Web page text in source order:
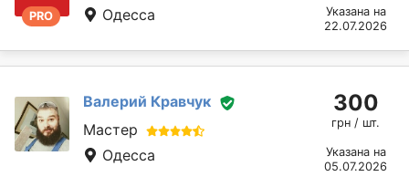
PRO
Одесса
Указана на
22.07.2026
Валерий Кравчук
Мастер
Одесса
300
грн / шт.
Указана на
05.07.2026